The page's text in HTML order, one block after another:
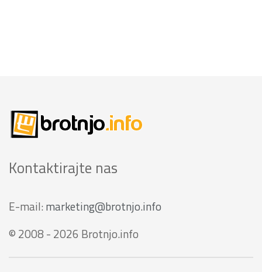
Kontaktirajte nas
E-mail: marketing@brotnjo.info
© 2008 - 2026 Brotnjo.info